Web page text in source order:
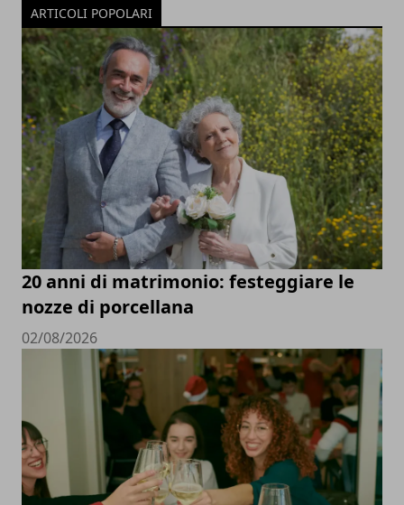
ARTICOLI POPOLARI
20 anni di matrimonio: festeggiare le
nozze di porcellana
02/08/2026